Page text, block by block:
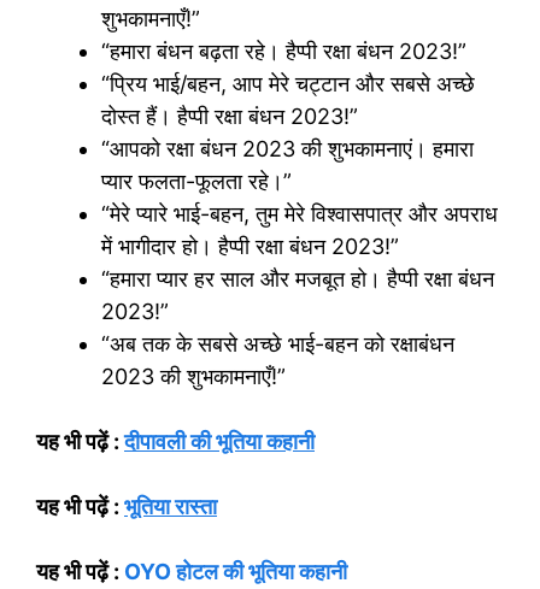
शुभकामनाएँ!”
“हमारा बंधन बढ़ता रहे। हैप्पी रक्षा बंधन 2023!”
“प्रिय भाई/बहन, आप मेरे चट्टान और सबसे अच्छे
दोस्त हैं। हैप्पी रक्षा बंधन 2023!”
“आपको रक्षा बंधन 2023 की शुभकामनाएं। हमारा
प्यार फलता-फूलता रहे।”
“मेरे प्यारे भाई-बहन, तुम मेरे विश्वासपात्र और अपराध
में भागीदार हो। हैप्पी रक्षा बंधन 2023!”
“हमारा प्यार हर साल और मजबूत हो। हैप्पी रक्षा बंधन
2023!”
“अब तक के सबसे अच्छे भाई-बहन को रक्षाबंधन
2023 की शुभकामनाएँ!”
यह भी पढ़ें :दीपावली की भूतिया कहानी
यह भी पढ़ें : भूतिया रास्ता
यह भी पढ़ें : OYO होटल की भूतिया कहानी